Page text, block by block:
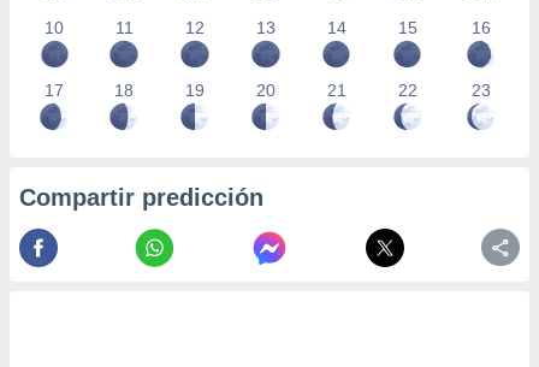
10
11 12 13 14 15 16
17 18 19 20 21 22 23
Compartir predicción